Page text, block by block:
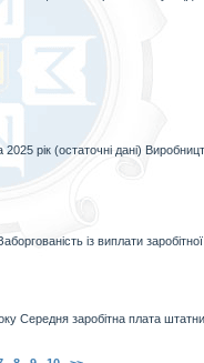
рік (остаточні дані)
із виплати
Середня заробітна плата